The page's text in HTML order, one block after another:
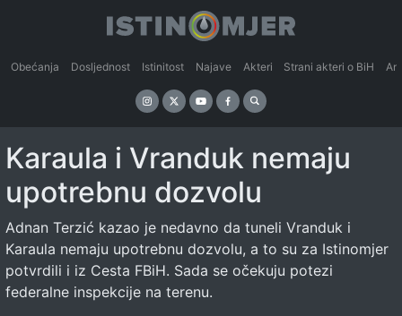
Obećanja Dosljednost Istinitost Najave Akteri Strani akteri o BiH
Karaula i Vranduk nemaju
upotrebnu dozvolu
Adnan Terzić kazao je nedavno da tuneli Vranduk i
Karaula nemaju upotrebnu dozvolu, a to su za Istinomjer
potvrdili i iz Cesta FBiH. Sada se očekuju potezi
federalne inspekcije na terenu.